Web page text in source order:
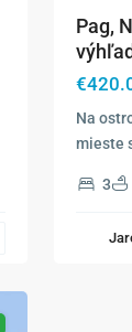
Pag,
Na
mieste
3